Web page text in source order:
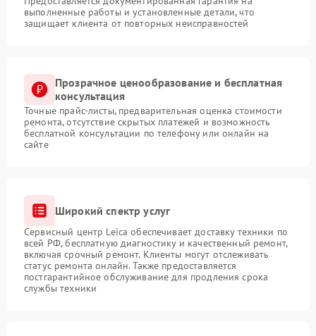
выполненные работы и установленные детали, что
защищает клиента от повторных неисправностей
Прозрачное ценообразование и бесплатная
консультация
Точные прайс-листы, предварительная оценка стоимости
ремонта, отсутствие скрытых платежей и возможность
бесплатной консультации по телефону или онлайн на
сайте
Широкий спектр услуг
Сервисный центр Leica обеспечивает доставку техники по
всей РФ, бесплатную диагностику и качественный ремонт,
включая срочный ремонт. Клиенты могут отслеживать
статус ремонта онлайн. Также предоставляется
постгарантийное обслуживание для продления срока
службы техники